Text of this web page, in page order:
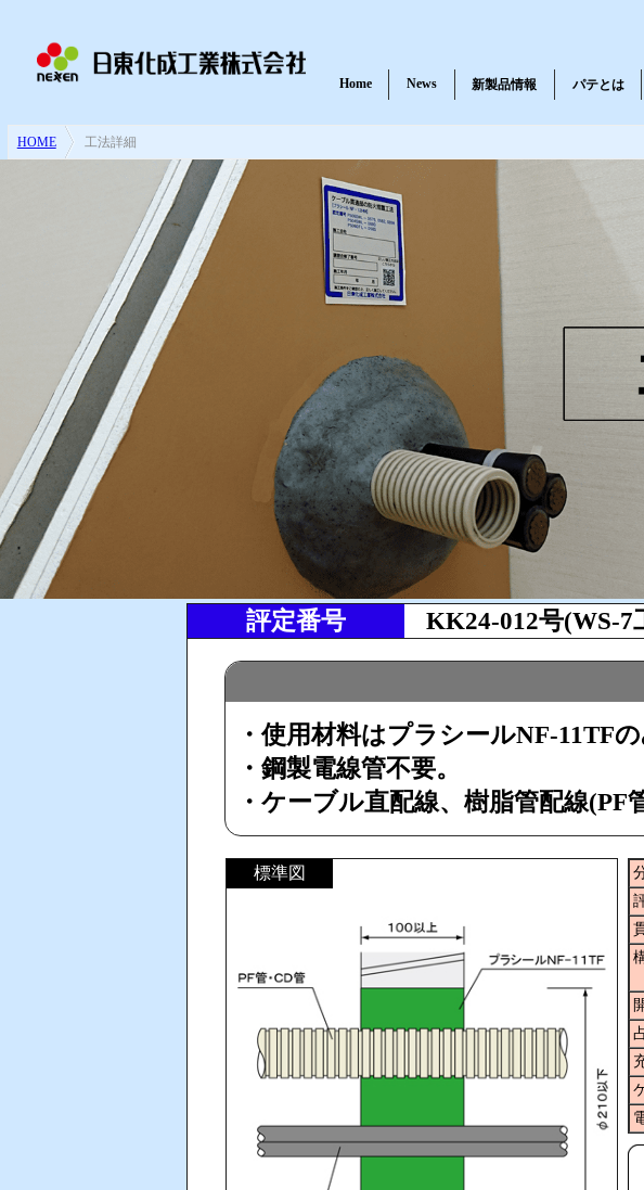
Home News 新製品情報 パテとは
一般パテ
紫外線硬化樹脂
耐火パテ・不燃材料パテ
HOME 工法詳細
評定番号 KK24-012号(WS-7
・使用材料はプラシールNF-11TFの
・鋼製電線管不要。
・ケーブル直配線、樹脂管配線
標準図